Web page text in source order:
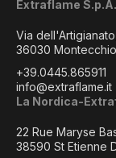
Extraflame S.p.A.
Via
36030
+39.0445.865911
info@extraflame.it
La Nordica-
22 Rue Maryse
38590 St Etienne